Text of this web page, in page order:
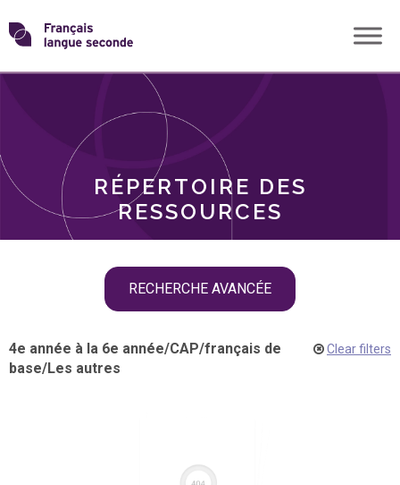
Skip
toTransformons
langue
RÉPERTOIRE DES
RESSOURCES
RECHERCHE AVANCÉE
THÈMES
4e année à la 6e année/CAP/français de
base/Les autres
Clear filters